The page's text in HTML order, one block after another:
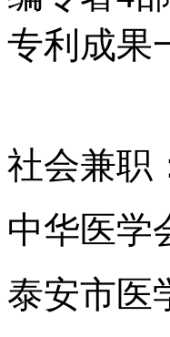
专利成果
社会兼职
中华医学
泰安市医